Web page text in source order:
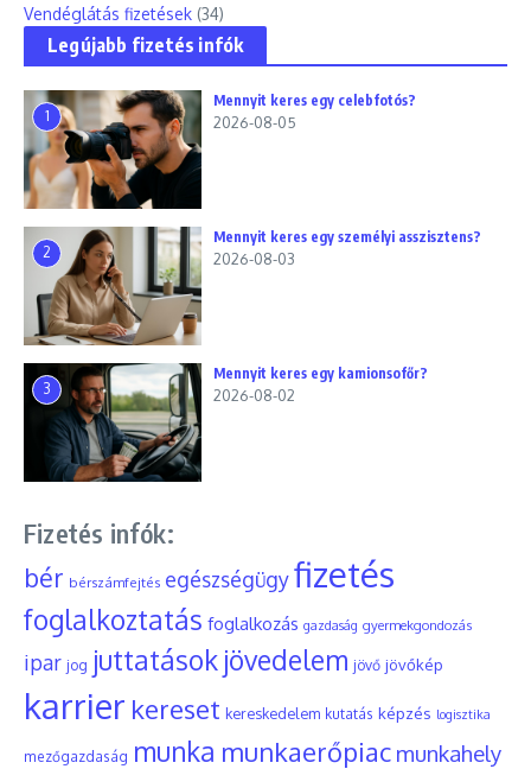
Vendéglátás fizetések (34)
Legújabb fizetés infók
1
Mennyit keres egy celebfotós?
2026-08-05
2
Mennyit keres egy személyi asszisztens?
2026-08-03
3
Mennyit keres egy kamionsofőr?
2026-08-02
Fizetés infók:
bér bérszámfejtés egészségügyfizetés
foglalkoztatás foglalkozás gazdaság gyermekgondozás
ipar jog juttatások jövedelem jövő jövőkép
karrier kereset kereskedelem kutatás képzés logisztika
mezőgazdaság munka munkaerőpiac munkahely